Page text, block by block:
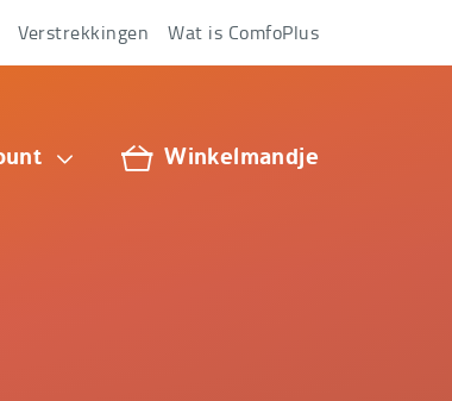
Verstrekkingen Wat is ComfoPlus
Winkelmandje